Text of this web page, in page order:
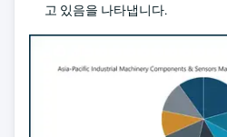
고 있음을 나타냅니다.